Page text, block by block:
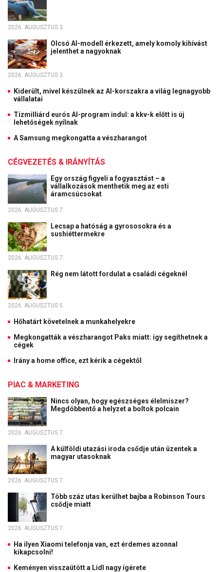
2026. AUGUSZTUS 3.
Olcsó AI-modell érkezett, amely komoly kihívást
jelenthet a nagyoknak
2026. AUGUSZTUS 3.
Kiderült, mivel készülnek az AI-korszakra a világ legnagyobb
vállalatai
Tízmilliárd eurós AI-program indul: a kkv-k előtt is új
lehetőségek nyílnak
A Samsung megkongatta a vészharangot
CÉGVEZETÉS & IRÁNYÍTÁS
Egy ország figyeli a fogyasztást – a
vállalkozások menthetik meg az esti
áramcsúcsokat
2026. AUGUSZTUS 7.
Lecsap a hatóság a gyrososokra és a
sushiéttermekre
2026. AUGUSZTUS 7.
Rég nem látott fordulat a családi cégeknél
2026. AUGUSZTUS 5.
Hőhatárt követelnek a munkahelyekre
Megkongatták a vészharangot Paks miatt: így segíthetnek a
cégek
Irány a home office, ezt kérik a cégektől
PIAC & MARKETING
Nincs olyan, hogy egészséges élelmiszer?
Megdöbbentő a helyzet a boltok polcain
2026. AUGUSZTUS 7.
A külföldi utazási iroda csődje után üzentek a
magyar utasoknak
2026. AUGUSZTUS 7.
Több száz utas kerülhet bajba a Robinson Tours
csődje miatt
2026. AUGUSZTUS 7.
Ha ilyen Xiaomi telefonja van, ezt érdemes azonnal
kikapcsolni!
Keményen visszaütött a Lidl nagy ígérete